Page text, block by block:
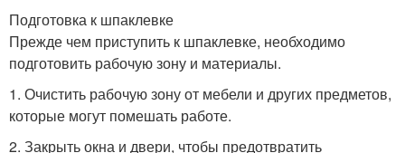
Подготовка к шпаклевке
Прежде чем приступить к шпаклевке, необходимо
подготовить рабочую зону и материалы.
1. Очистить рабочую зону от мебели и других предметов,
которые могут помешать работе.
2. Закрыть окна и двери, чтобы предотвратить